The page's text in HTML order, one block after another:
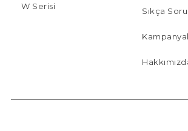
W Serisi Sıkça